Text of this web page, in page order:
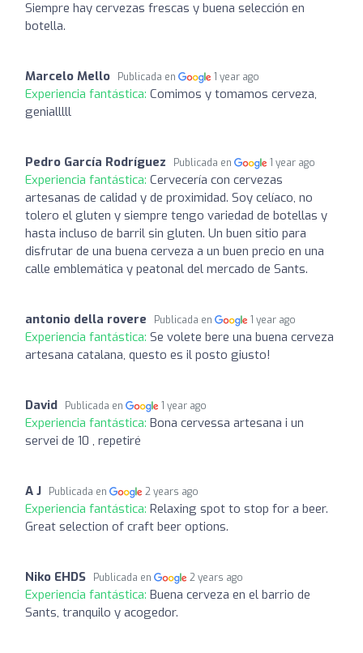
Siempre hay cervezas frescas y buena selección en
botella.
Marcelo Mello Publicada en 1 year ago
Experiencia fantástica: Comimos y tomamos cerveza,
genialllll
Pedro García Rodríguez Publicada en 1 year ago
Experiencia fantástica: Cervecería con cervezas
artesanas de calidad y de proximidad. Soy celíaco, no
tolero el gluten y siempre tengo variedad de botellas y
hasta incluso de barril sin gluten. Un buen sitio para
disfrutar de una buena cerveza a un buen precio en una
calle emblemática y peatonal del mercado de Sants.
antonio della rovere Publicada en 1 year ago
Experiencia fantástica: Se volete bere una buena cerveza
artesana catalana, questo es il posto giusto!
David Publicada en 1 year ago
Experiencia fantástica: Bona cervessa artesana i un
servei de 10 , repetiré
A J Publicada en 2 years ago
Experiencia fantástica: Relaxing spot to stop for a beer.
Great selection of craft beer options.
Niko EHDS Publicada en 2 years ago
Experiencia fantástica: Buena cerveza en el barrio de
Sants, tranquilo y acogedor.